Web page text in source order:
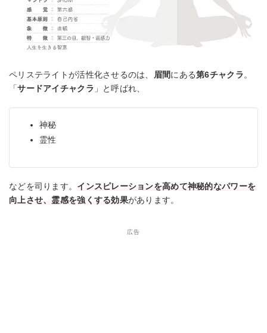
ペリステライトが活性化させるのは、 眉間にある第6チャクラ。
「サードアイチャクラ 」と呼ばれ、
神秘
霊性
などを司ります。 インスピレーションを高めて神秘的なパワーを
向上させ、霊感を強くする効果があります。
広告